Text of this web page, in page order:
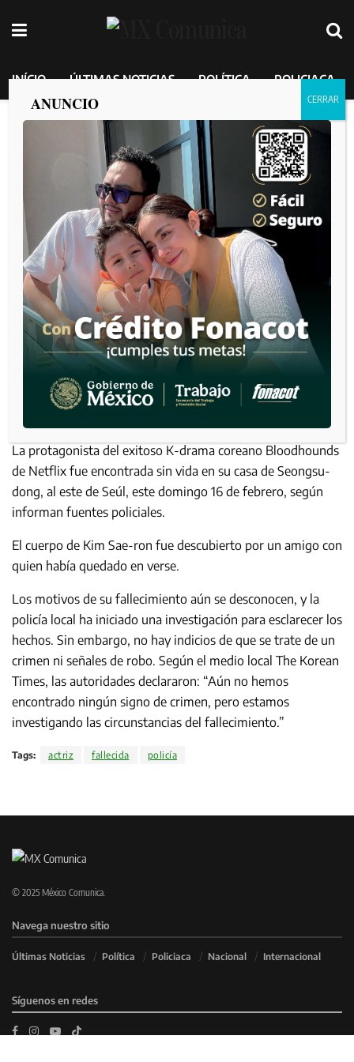
INÍCIO ÚLTIMAS NOTICIAS POLÍTICA POLICIACA
Fallece la estrella surcoreana de Netflix,
Kim Sae-ron
por MEXICO COMUNICA 2025-02-16
La protagonista del exitoso K-drama coreano Bloodhounds
de Netflix fue encontrada sin vida en su casa de Seongsu-
dong, al este de Seúl, este domingo 16 de febrero, según
informan fuentes policiales.
El cuerpo de Kim Sae-ron fue descubierto por un amigo con
quien había quedado en verse.
Los motivos de su fallecimiento aún se desconocen, y la
policía local ha iniciado una investigación para esclarecer los
hechos. Sin embargo, no hay indicios de que se trate de un
crimen ni señales de robo. Según el medio local The Korean
Times, las autoridades declararon: “Aún no hemos
encontrado ningún signo de crimen, pero estamos
investigando las circunstancias del fallecimiento.”
Tags: actriz fallecida policía
© 2025 México Comunica.
Navega nuestro sitio
Últimas Noticias Política Policiaca Nacional Internacional
Síguenos en redes
ANUNCIO